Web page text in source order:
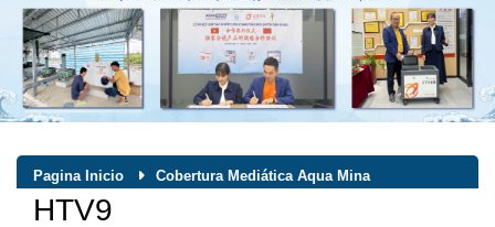
Pagina Inicio Cobertura Mediática Aqua Mina
HTV9